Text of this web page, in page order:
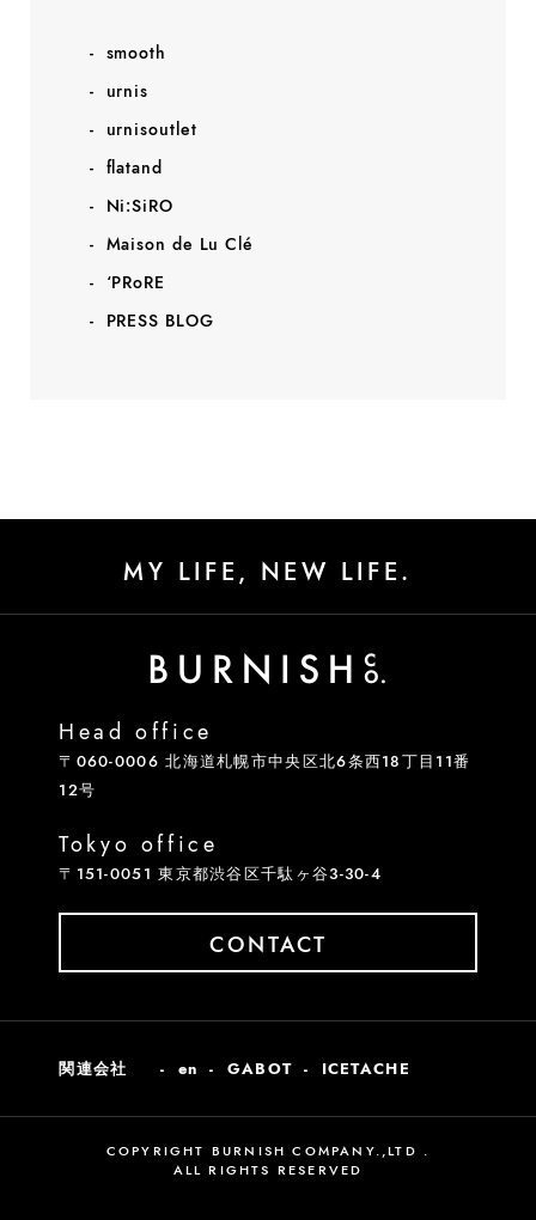
smooth
urnis
urnisoutlet
flatand
Ni:SiRO
Maison de Lu Clé
‘PRoRE
PRESS BLOG
MY LIFE, NEW LIFE.
関連会社 en GABOT ICETACHE
Head office
〒060-0006 北海道札幌市中央区北6条西18丁目11番
12号
Tokyo office
〒151-0051 東京都渋谷区千駄ヶ谷3-30-4
CONTACT
COPYRIGHT BURNISH COMPANY.,LTD .
ALL RIGHTS RESERVED